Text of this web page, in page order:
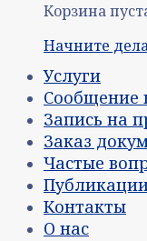
Корзина
Начните
Услуги
Сообщение
Запись на
Заказ
Частые
Контакты
О нас